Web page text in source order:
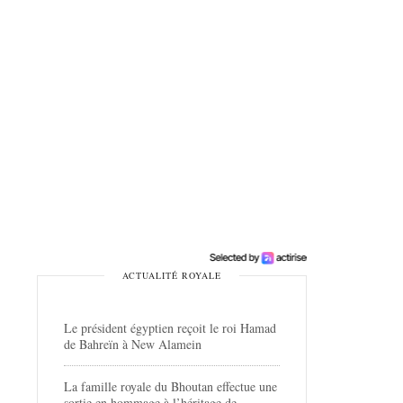
ACTUALITÉ ROYALE
Le président égyptien reçoit le roi Hamad
de Bahreïn à New Alamein
La famille royale du Bhoutan effectue une